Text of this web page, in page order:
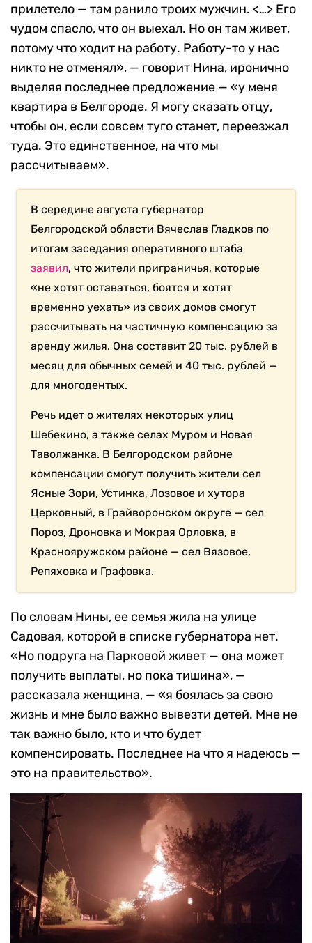
прилетело — там ранило троих мужчин. <…> Его
чудом спасло, что он выехал. Но он там живет,
потому что ходит на работу. Работу-то у нас
никто не отменял», — говорит Нина, иронично
выделяя последнее предложение — «у меня
квартира в Белгороде. Я могу сказать отцу,
чтобы он, если совсем туго станет, переезжал
туда. Это единственное, на что мы
рассчитываем».
В середине августа губернатор
Белгородской области Вячеслав Гладков по
итогам заседания оперативного штаба
заявил, что жители приграничья, которые
«не хотят оставаться, боятся и хотят
временно уехать» из своих домов смогут
рассчитывать на частичную компенсацию за
аренду жилья. Она составит 20 тыс. рублей в
месяц для обычных семей и 40 тыс. рублей —
для многодентых.
Речь идет о жителях некоторых улиц
Шебекино, а также селах Муром и Новая
Таволжанка. В Белгородском районе
компенсации смогут получить жители сел
Ясные Зори, Устинка, Лозовое и хутора
Церковный, в Грайворонском округе — сел
Пороз, Дроновка и Мокрая Орловка, в
Краснояружском районе — сел Вязовое,
Репяховка и Графовка.
По словам Нины, ее семья жила на улице
Садовая, которой в списке губернатора нет.
«Но подруга на Парковой живет — она может
получить выплаты, но пока тишина», —
рассказала женщина, — «я боялась за свою
жизнь и мне было важно вывезти детей. Мне не
так важно было, кто и что будет
компенсировать. Последнее на что я надеюсь —
это на правительство».